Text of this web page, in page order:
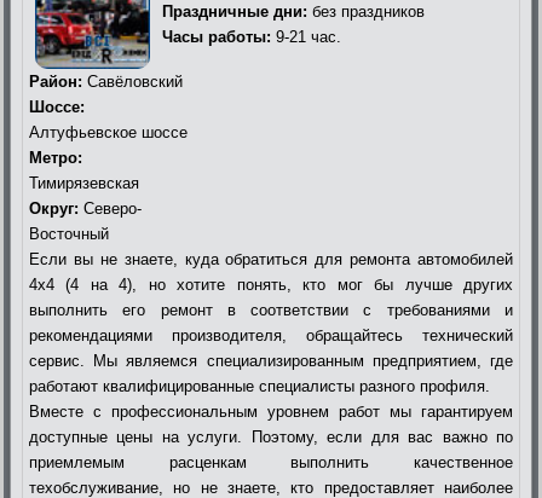
Праздничные дни: без праздников
Часы работы: 9-21 час.
Район: Савёловский
Шоссе:
Алтуфьевское шоссе
Метро:
Тимирязевская
Округ: Северо-
Восточный
Если вы не знаете, куда обратиться для ремонта автомобилей
4х4 (4 на 4), но хотите понять, кто мог бы лучше других
выполнить его ремонт в соответствии с требованиями и
рекомендациями производителя, обращайтесь технический
сервис. Мы являемся специализированным предприятием, где
работают квалифицированные специалисты разного профиля.
Вместе с профессиональным уровнем работ мы гарантируем
доступные цены на услуги. Поэтому, если для вас важно по
приемлемым расценкам выполнить качественное
техобслуживание, но не знаете, кто предоставляет наиболее